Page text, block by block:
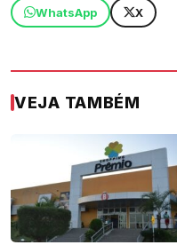
WhatsApp X
VEJA TAMBÉM